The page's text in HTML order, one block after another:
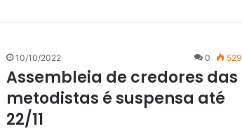
10/10/2022 0 529
Assembleia de credores das
metodistas é suspensa até
22/11